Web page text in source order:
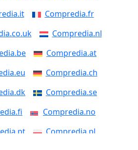
Compredia.fr
Compredia.nl
Compredia.at
Compredia.ch
Compredia.se
Compredia.no
Compredia.pl